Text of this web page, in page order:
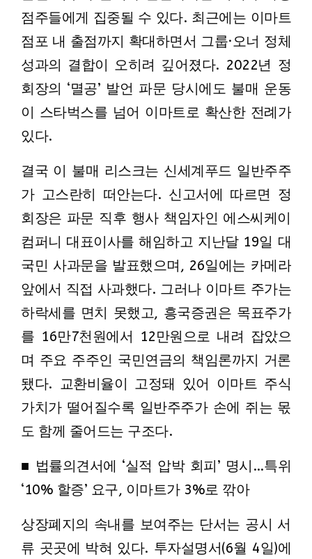
점주들에게 집중될 수 있다. 최근에는 이마트
점포 내 출점까지 확대하면서 그룹·오너 정체
성과의 결합이 오히려 깊어졌다. 2022년 정
회장의 ‘멸공’ 발언 파문 당시에도 불매 운동
이 스타벅스를 넘어 이마트로 확산한 전례가
있다.
결국 이 불매 리스크는 신세계푸드 일반주주
가 고스란히 떠안는다. 신고서에 따르면 정
회장은 파문 직후 행사 책임자인 에스씨케이
컴퍼니 대표이사를 해임하고 지난달 19일 대
국민 사과문을 발표했으며, 26일에는 카메라
앞에서 직접 사과했다. 그러나 이마트 주가는
하락세를 면치 못했고, 흥국증권은 목표주가
를 16만7천원에서 12만원으로 내려 잡았으
며 주요 주주인 국민연금의 책임론까지 거론
됐다. 교환비율이 고정돼 있어 이마트 주식
가치가 떨어질수록 일반주주가 손에 쥐는 몫
도 함께 줄어드는 구조다.
■ 법률의견서에 ‘실적 압박 회피’ 명시…특위
‘10% 할증’ 요구, 이마트가 3%로 깎아
상장폐지의 속내를 보여주는 단서는 공시 서
류 곳곳에 박혀 있다. 투자설명서(6월 4일)에